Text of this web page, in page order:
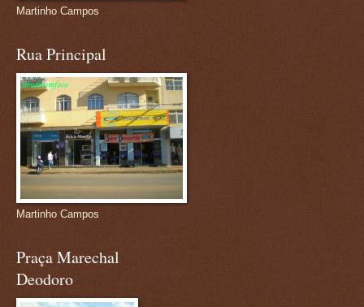
Martinho Campos
Rua Principal
Martinho Campos
Praça Marechal
Deodoro